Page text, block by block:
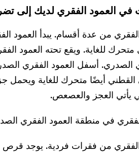
في العمود الفقري لديك إلى
من عدة أقسام. يبدأ العمود
متحرك للغاية. ويقع تحته العمود
الصدري. أسفل العمود الفقري
القطني أيضًا متحرك للغاية ويحمل
يأتي العجز والعصعص.
في منطقة العمود الفقري
الفقري من فقرات فردية. يوجد